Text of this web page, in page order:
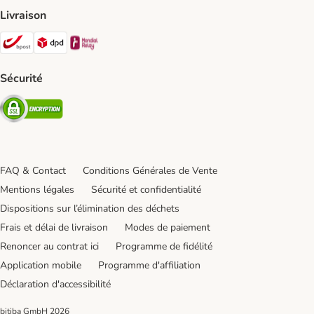
Livraison
Bpost Shipping Method
DPD Shipping Method
Sécurité
Security
FAQ & Contact
Conditions Générales de Vente
Mentions légales
Sécurité et confidentialité
Dispositions sur l’élimination des déchets
Frais et délai de livraison
Modes de paiement
Renoncer au contrat ici
Programme de fidélité
Application mobile
Programme d'affiliation
Déclaration d'accessibilité
bitiba GmbH 2026